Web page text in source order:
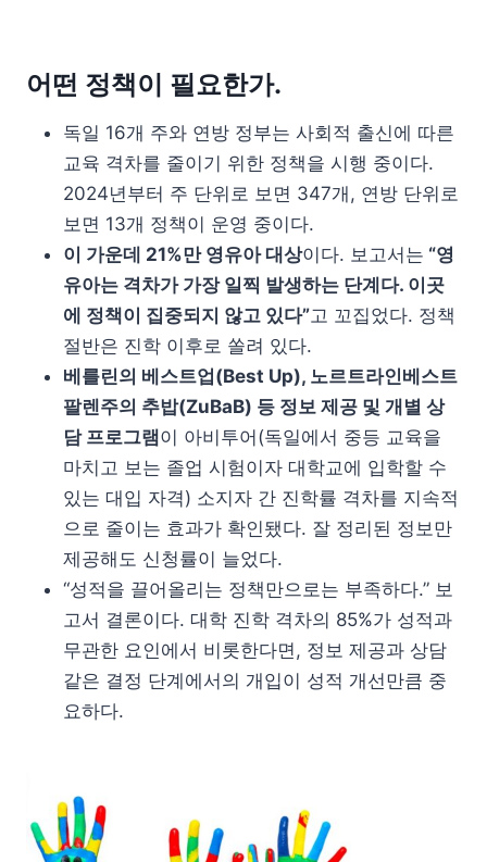
어떤 정책이 필요한가.
독일 16개 주와 연방 정부는 사회적 출신에 따른
교육 격차를 줄이기 위한 정책을 시행 중이다.
2024년부터 주 단위로 보면 347개, 연방 단위로
보면 13개 정책이 운영 중이다.
이 가운데 21%만 영유아 대상이다. 보고서는 “영
유아는 격차가 가장 일찍 발생하는 단계다. 이곳
에 정책이 집중되지 않고 있다”고 꼬집었다. 정책
절반은 진학 이후로 쏠려 있다.
베를린의 베스트업(Best Up), 노르트라인베스트
팔렌주의 추밥(ZuBaB) 등 정보 제공 및 개별 상
담 프로그램이 아비투어(독일에서 중등 교육을
마치고 보는 졸업 시험이자 대학교에 입학할 수
있는 대입 자격) 소지자 간 진학률 격차를 지속적
으로 줄이는 효과가 확인됐다. 잘 정리된 정보만
제공해도 신청률이 늘었다.
“성적을 끌어올리는 정책만으로는 부족하다.” 보
고서 결론이다. 대학 진학 격차의 85%가 성적과
무관한 요인에서 비롯한다면, 정보 제공과 상담
같은 결정 단계에서의 개입이 성적 개선만큼 중
요하다.